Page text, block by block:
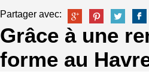
Partager avec:
Grâce à une
forme au